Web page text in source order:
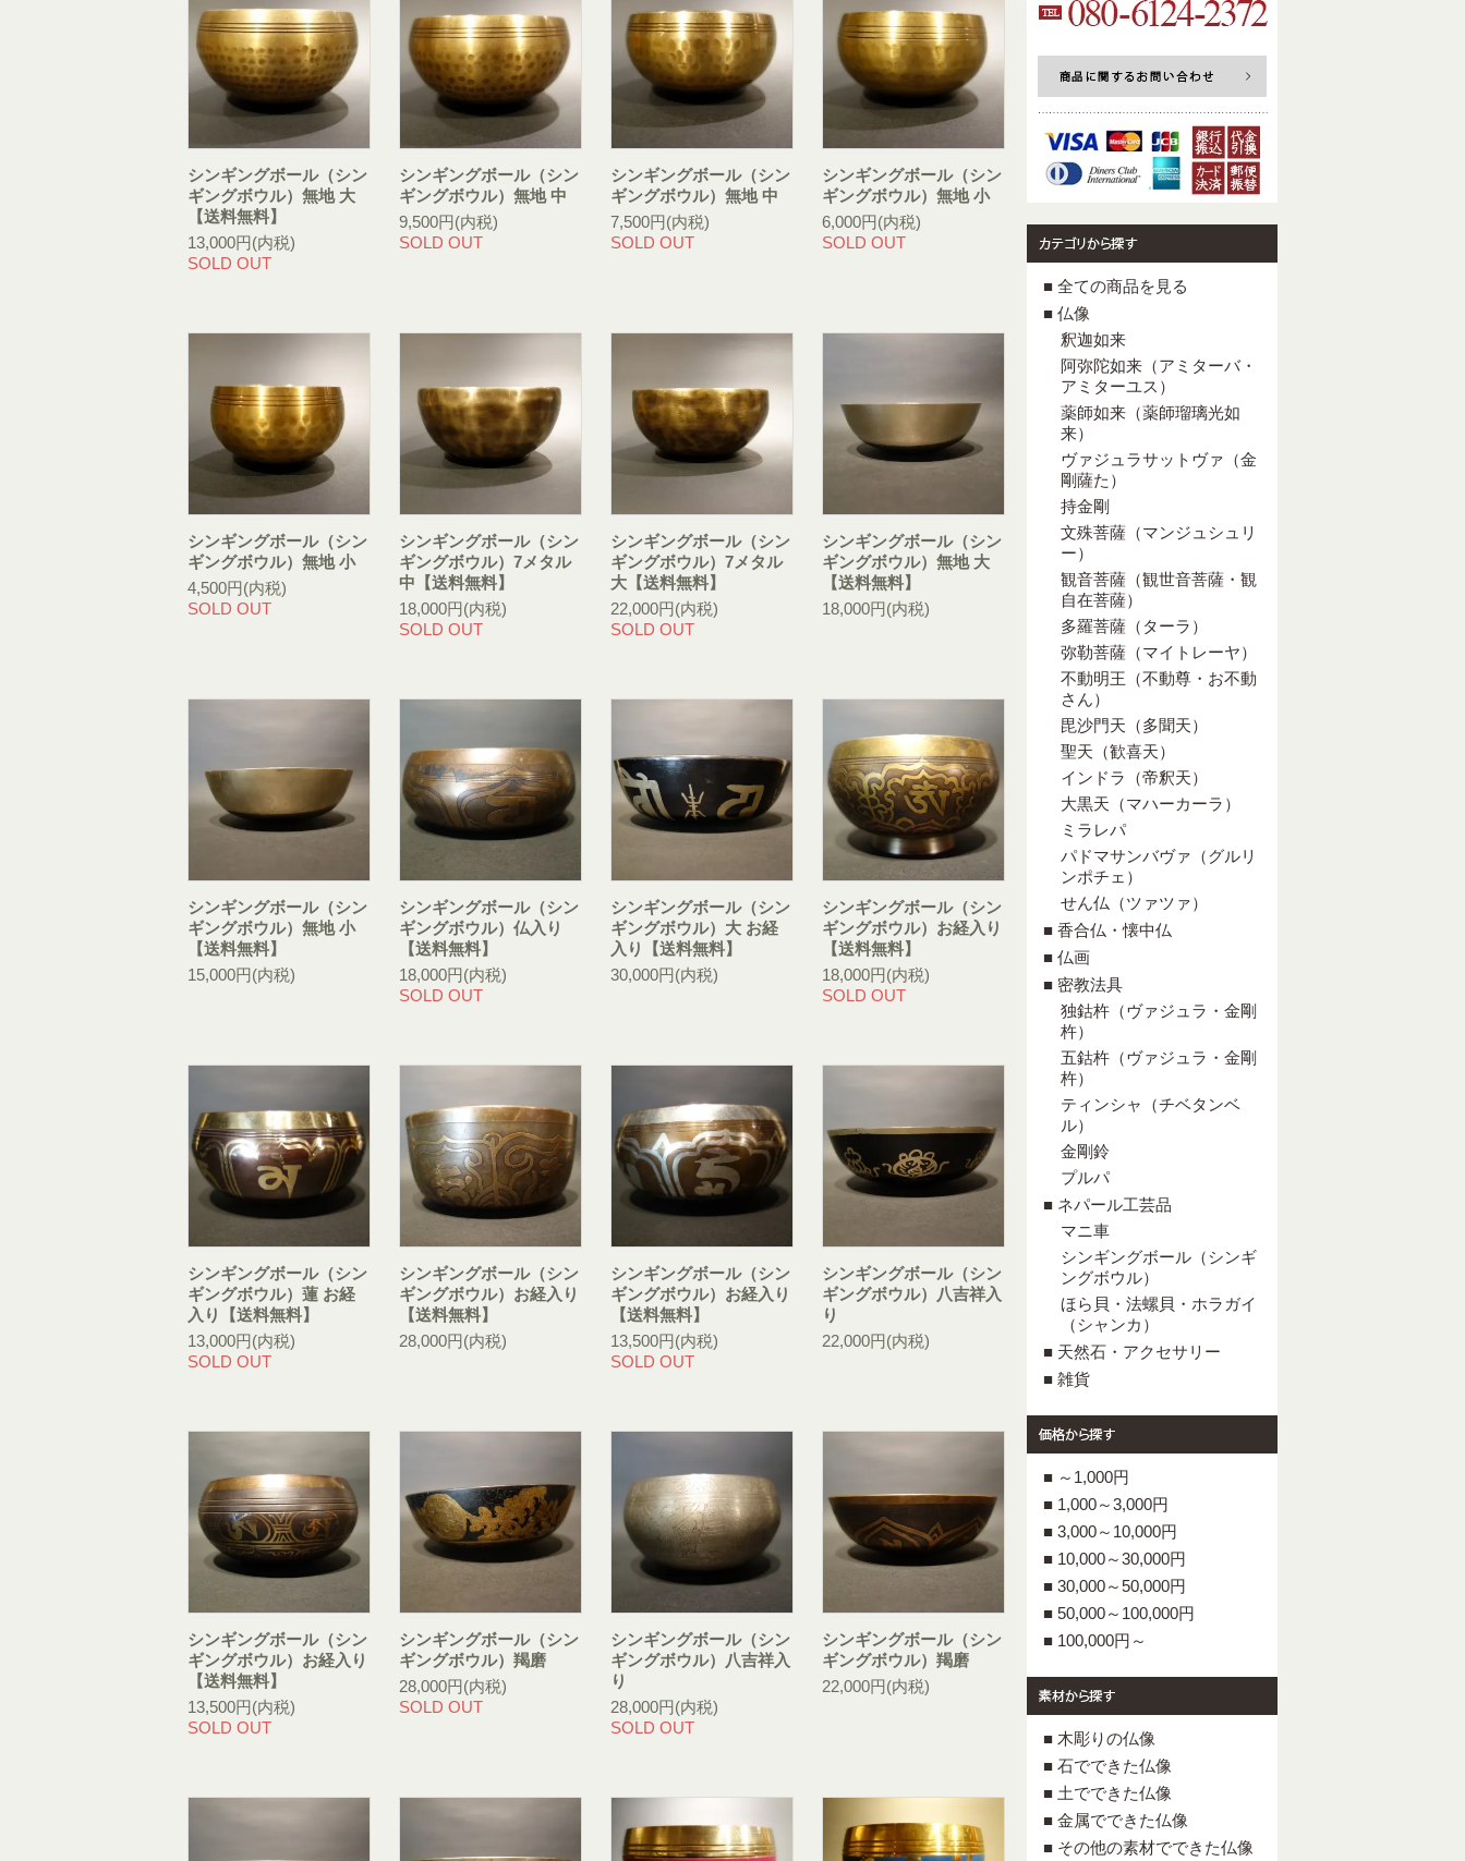
シンギングボール（シン
ギングボウル）無地 大
【送料無料】
13,000円(内税)
SOLD OUT
シンギングボール（シン
ギングボウル）無地 中
9,500円(内税)
SOLD OUT
シンギングボール（シン
ギングボウル）無地 中
7,500円(内税)
SOLD OUT
シンギングボール（シン
ギングボウル）無地 小
6,000円(内税)
SOLD OUT
シンギングボール（シン
ギングボウル）無地 小
4,500円(内税)
SOLD OUT
シンギングボール（シン
ギングボウル）7メタル
中【送料無料】
18,000円(内税)
SOLD OUT
シンギングボール（シン
ギングボウル）7メタル
大【送料無料】
22,000円(内税)
SOLD OUT
シンギングボール（シン
ギングボウル）無地 大
【送料無料】
18,000円(内税)
シンギングボール（シン
ギングボウル）無地 小
【送料無料】
15,000円(内税)
シンギングボール（シン
ギングボウル）仏入り
【送料無料】
18,000円(内税)
SOLD OUT
シンギングボール（シン
ギングボウル）大 お経
入り【送料無料】
30,000円(内税)
シンギングボール（シン
ギングボウル）お経入り
【送料無料】
18,000円(内税)
SOLD OUT
シンギングボール（シン
ギングボウル）蓮 お経
入り【送料無料】
13,000円(内税)
SOLD OUT
シンギングボール（シン
ギングボウル）お経入り
【送料無料】
28,000円(内税)
シンギングボール（シン
ギングボウル）お経入り
【送料無料】
13,500円(内税)
SOLD OUT
シンギングボール（シン
ギングボウル）八吉祥入
り
22,000円(内税)
シンギングボール（シン
ギングボウル）お経入り
【送料無料】
13,500円(内税)
SOLD OUT
シンギングボール（シン
ギングボウル）羯磨
28,000円(内税)
SOLD OUT
シンギングボール（シン
ギングボウル）八吉祥入
り
28,000円(内税)
SOLD OUT
シンギングボール（シン
ギングボウル）羯磨
22,000円(内税)
■ 全ての商品を見る
■ 仏像
釈迦如来
阿弥陀如来（アミターバ・
アミターユス）
薬師如来（薬師瑠璃光如
来）
ヴァジュラサットヴァ（金
剛薩た）
持金剛
文殊菩薩（マンジュシュリ
ー）
観音菩薩（観世音菩薩・観
自在菩薩）
多羅菩薩（ターラ）
弥勒菩薩（マイトレーヤ）
不動明王（不動尊・お不動
さん）
毘沙門天（多聞天）
聖天（歓喜天）
インドラ（帝釈天）
大黒天（マハーカーラ）
ミラレパ
パドマサンバヴァ（グルリ
ンポチェ）
せん仏（ツァツァ）
■ 香合仏・懐中仏
■ 仏画
■ 密教法具
独鈷杵（ヴァジュラ・金剛
杵）
五鈷杵（ヴァジュラ・金剛
杵）
ティンシャ（チベタンベ
ル）
金剛鈴
プルパ
■ ネパール工芸品
マニ車
シンギングボール（シンギ
ングボウル）
ほら貝・法螺貝・ホラガイ
（シャンカ）
■ 天然石・アクセサリー
■ 雑貨
■ ～1,000円
■ 1,000～3,000円
■ 3,000～10,000円
■ 10,000～30,000円
■ 30,000～50,000円
■ 50,000～100,000円
■ 100,000円～
■ 木彫りの仏像
■ 石でできた仏像
■ 土でできた仏像
■ 金属でできた仏像
■ その他の素材でできた仏像